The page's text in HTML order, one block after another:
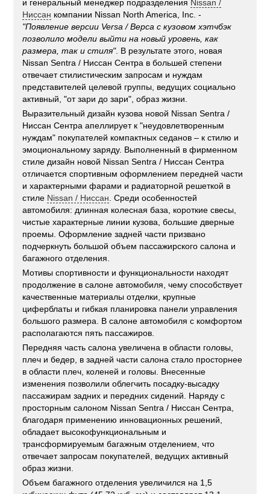
и генеральный менеджер подразделения Nissan /
Ниссан компании Nissan North America, Inc. -
"Появление версии Versa / Верса с кузовом хэтчбэк
позволило модели выйти на новый уровень, как
размера, так и стиля". В результате этого, новая
Nissan Sentra / Ниссан Сентра в большей степени
отвечает стилистическим запросам и нуждам
представителей целевой группы, ведущих социально
активный, "от зари до зари", образ жизни.
Выразительный дизайн кузова новой Nissan Sentra /
Ниссан Сентра апеллирует к "неудовлетворенным
нуждам" покупателей компактных седанов – к стилю и
эмоциональному заряду. Выполненный в фирменном
стиле дизайн новой Nissan Sentra / Ниссан Сентра
отличается спортивным оформлением передней части
и характерными фарами и радиаторной решеткой в
стиле Nissan / Ниссан . Среди особенностей
автомобиля: длинная колесная база, короткие свесы,
чистые характерные линии кузова, большие дверные
проемы. Оформление задней части призвано
подчеркнуть большой объем пассажирского салона и
багажного отделения.
Мотивы спортивности и функциональности находят
продолжение в салоне автомобиля, чему способствует
качественные материалы отделки, крупные
циферблаты и гибкая планировка панели управления
большого размера. В салоне автомобиля с комфортом
располагаются пять пассажиров.
Передняя часть салона увеличена в области головы,
плеч и бедер, в задней части салона стало просторнее
в области плеч, коленей и головы. Внесенные
изменения позволили облегчить посадку-высадку
пассажирам задних и передних сидений. Наряду с
просторным салоном Nissan Sentra / Ниссан Сентра,
благодаря применению инновационных решений,
обладает высокофункциональным и
трансформируемым багажным отделением, что
отвечает запросам покупателей, ведущих активный
образ жизни.
Объем багажного отделения увеличился на 1,5